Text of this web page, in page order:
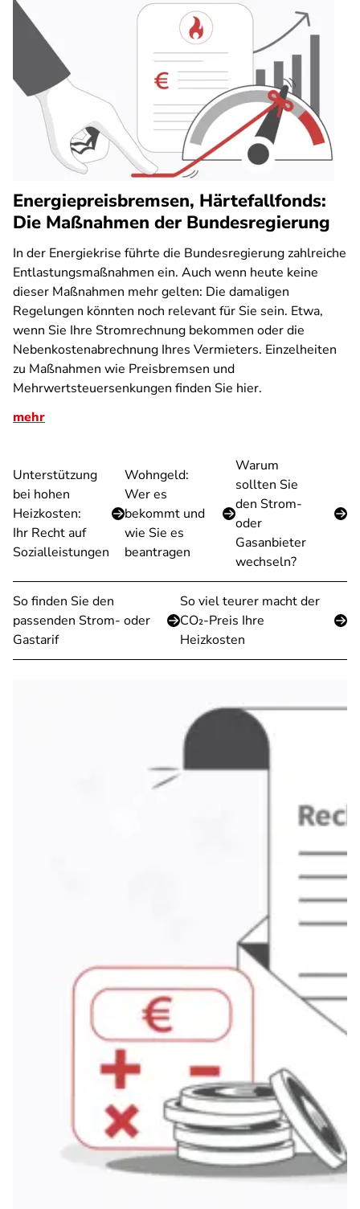
Energiepreisbremsen, Härtefallfonds:
Die Maßnahmen der Bundesregierung
In der Energiekrise führte die Bundesregierung zahlreiche
Entlastungsmaßnahmen ein. Auch wenn heute keine
dieser Maßnahmen mehr gelten: Die damaligen
Regelungen könnten noch relevant für Sie sein. Etwa,
wenn Sie Ihre Stromrechnung bekommen oder die
Nebenkostenabrechnung Ihres Vermieters. Einzelheiten
zu Maßnahmen wie Preisbremsen und
Mehrwertsteuersenkungen finden Sie hier.
mehr
Unterstützung
bei hohen
Heizkosten:
Ihr Recht auf
Sozialleistungen
Wohngeld:
Wer es
bekommt und
wie Sie es
beantragen
Warum
sollten Sie
den Strom-
oder
Gasanbieter
wechseln?
So finden Sie den
passenden Strom- oder
Gastarif
So viel teurer macht der
CO₂-Preis Ihre
Heizkosten